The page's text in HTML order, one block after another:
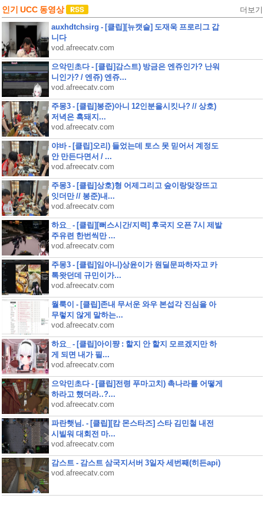
인기 UCC 동영상 더보기
auxhdtchsirg - [클립][뉴캣슬] 도재욱 프로리그 갑
니다
vod.afreecatv.com
으악민초다 - [클립]감스트) 방금은 엔쥬인가? 난워
니인가? / 엔쥬) 엔쥬...
vod.afreecatv.com
주몽3 - [클립]봉준)아니 12인분을시킷나? // 상호)
저녁은 흑돼지...
vod.afreecatv.com
야바 - [클립]오리) 들었는데 토스 못 믿어서 계정도
안 만든다면서 / ...
vod.afreecatv.com
주몽3 - [클립]상호)형 어제그리고 숲이랑맞장뜨고
잇더만 // 봉준)내...
vod.afreecatv.com
하요_ - [클립][뻐스시간/지력] 후국지 오픈 7시 제발
주유련 한번씩만 ...
vod.afreecatv.com
주몽3 - [클립]임아니)상윤이가 원딜문파하자고 카
톡왓던데 규민이가...
vod.afreecatv.com
월룩이 - [클립]존내 무서운 와우 본섭각 진심을 아
무렇지 않게 말하는...
vod.afreecatv.com
하요_ - [클립]아이쨩 : 할지 안 할지 모르겠지만 하
게 되면 내가 필...
vod.afreecatv.com
으악민초다 - [클립]전령 푸마고치) 촉나라를 어떻게
하라고 했더라..?...
vod.afreecatv.com
파란햇님. - [클립][캄 몬스타즈] 스타 김민철 내전
시빌워 대회전 마...
vod.afreecatv.com
감스트 - 감스트 삼국지서버 3일자 세번째(히든api)
vod.afreecatv.com